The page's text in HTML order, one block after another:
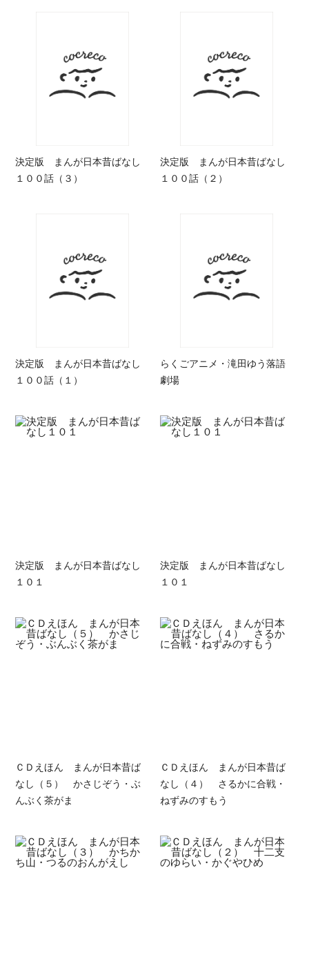
決定版 まんが日本昔ばなし
１００話（３）
決定版 まんが日本昔ばなし
１００話（２）
決定版 まんが日本昔ばなし
１００話（１）
らくごアニメ・滝田ゆう落語
劇場
決定版 まんが日本昔ばなし
１０１
決定版 まんが日本昔ばなし
１０１
ＣＤえほん まんが日本昔ば
なし（５） かさじぞう・ぶ
んぶく茶がま
ＣＤえほん まんが日本昔ば
なし（４） さるかに合戦・
ねずみのすもう